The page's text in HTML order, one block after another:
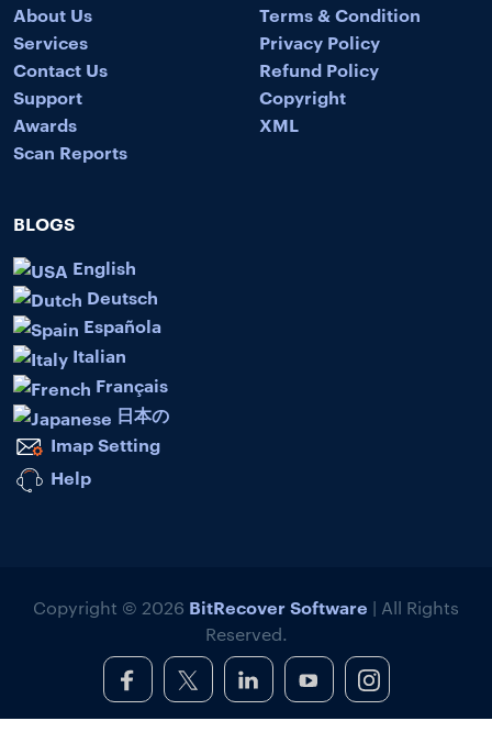
About Us
Services
Contact Us
Support
Awards
Scan Reports
Terms & Condition
Privacy Policy
Refund Policy
Copyright
XML
BLOGS
English
Deutsch
Española
Italian
Français
日本の
Imap Setting
Help
Copyright © 2026 BitRecover Software | All Rights
Reserved.